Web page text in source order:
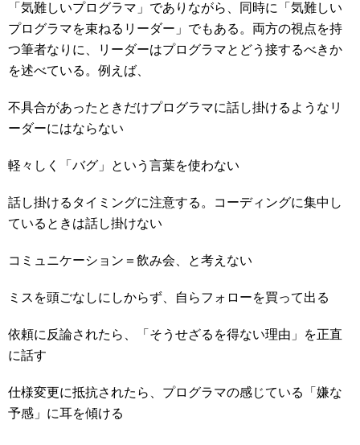
「気難しいプログラマ」でありながら、同時に「気難しい
プログラマを束ねるリーダー」でもある。両方の視点を持
つ筆者なりに、リーダーはプログラマとどう接するべきか
を述べている。例えば、
不具合があったときだけプログラマに話し掛けるようなリ
ーダーにはならない
軽々しく「バグ」という言葉を使わない
話し掛けるタイミングに注意する。コーディングに集中し
ているときは話し掛けない
コミュニケーション＝飲み会、と考えない
ミスを頭ごなしにしからず、自らフォローを買って出る
依頼に反論されたら、「そうせざるを得ない理由」を正直
に話す
仕様変更に抵抗されたら、プログラマの感じている「嫌な
予感」に耳を傾ける